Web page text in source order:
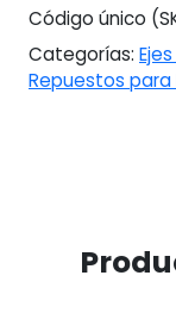
Código único
Categorías:
Repuestos para